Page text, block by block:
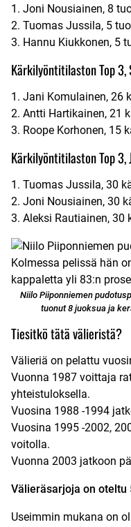
1. Joni Nousiainen, 8
2. Tuomas Jussila, 5
3. Hannu Kiukkonen, 5
Kärkilyöntitilaston Top 3,
1. Jani Komulainen, 26
2. Antti Hartikainen, 21
3. Roope Korhonen, 15
Kärkilyöntitilaston Top 3,
1. Tuomas Jussila, 30
2. Joni Nousiainen, 30
3. Aleksi Rautiainen, 30
Niilo Piiponniemen
tuonut 8 juoksua ja
Tiesitkö tätä välieristä?
Välieriä on pelattu
Vuonna 1987 voittaja
yhteistuloksella.
Vuosina 1988 -1994
Vuosina 1995 -2002,
voitolla.
Vuonna 2003 jatkoon
Välieräsarjoja on oteltu
Useimmin mukana on